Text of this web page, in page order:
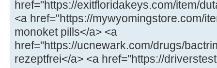
href="https://exitfloridakeys.com/item/
<a href="https://mywyomingstore.com/
monoket pills</a> <a
href="https://ucnewark.com/drugs/
rezeptfrei</a> <a href="https://